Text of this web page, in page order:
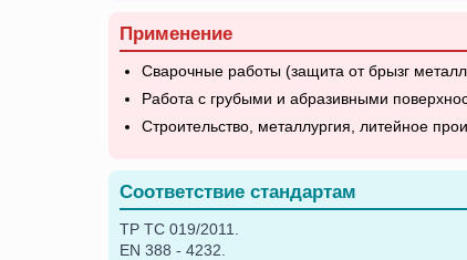
Применение
Сварочные работы (защита от брызг
Работа с грубыми и абразивными
Строительство, металлургия, литейное
Соответствие стандартам
ТР ТС 019/2011.
EN 388 - 4232.